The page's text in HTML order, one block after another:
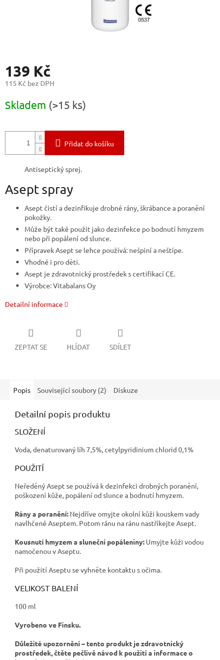
139 Kč
115 Kč bez DPH
cena:
Skladem (>15 ks)
Přidat do košíku
Antiseptický sprej.
Asept spray
Asept čistí a dezinfikuje drobné rány, škrábance a poranění
pokožky.
Může být také použit jako dezinfekce po bodnutí hmyzem
nebo při popálení od slunce.
Přípravek Asept se lehce používá: nešpiní a neštípe.
Vhodné i pro děti.
Asept je zdravotnický prostředek s certifikací CE.
Výrobce: Vitabalans Oy
Detailní informace
ZEPTAT SE HLÍDAT SDÍLET
Popis Související soubory (2) Diskuze
Detailní popis produktu
SLOŽENÍ
Voda, denaturovaný líh 7,5%, cetylpyridinium chlorid 0,1%
POUŽITÍ
Neředěný Asept se používá k dezinfekci drobných poranění,
poškození kůže, popálení od slunce a bodnutí hmyzem.
Rány a poranění: Nejdříve omyjte okolní kůži kouskem vady
navlhčené Aseptem. Potom ránu na ránu nastříkejte Asept.
Kousnutí hmyzem a sluneční popáleniny: Umyjte kůži vodou
namočenou v Aseptu.
Při použití Aseptu se vyhněte kontaktu s očima.
VELIKOST BALENÍ
100 ml
Vyrobeno ve Finsku.
Důležité upozornění – tento produkt je zdravotnický
prostředek, čtěte pečlivě návod k použití a informace o